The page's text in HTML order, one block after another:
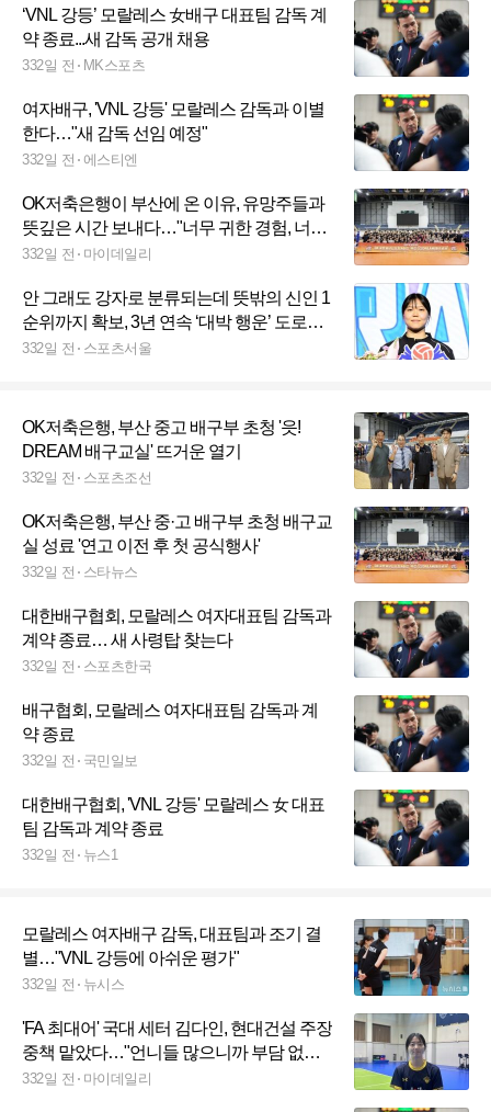
‘VNL 강등’ 모랄레스 女배구 대표팀 감독 계
약 종료...새 감독 공개 채용
332일 전 MK스포츠
여자배구, 'VNL 강등' 모랄레스 감독과 이별
한다…"새 감독 선임 예정"
332일 전 에스티엔
OK저축은행이 부산에 온 이유, 유망주들과
뜻깊은 시간 보내다…"너무 귀한 경험, 너무
감사해요"
332일 전 마이데일리
안 그래도 강자로 분류되는데 뜻밖의 신인 1
순위까지 확보, 3년 연속 ‘대박 행운’ 도로공
사의 미소
332일 전 스포츠서울
OK저축은행, 부산 중고 배구부 초청 '읏!
DREAM 배구교실' 뜨거운 열기
332일 전 스포츠조선
OK저축은행, 부산 중·고 배구부 초청 배구교
실 성료 '연고 이전 후 첫 공식행사'
332일 전 스타뉴스
대한배구협회, 모랄레스 여자대표팀 감독과
계약 종료… 새 사령탑 찾는다
332일 전 스포츠한국
배구협회, 모랄레스 여자대표팀 감독과 계
약 종료
332일 전 국민일보
대한배구협회, 'VNL 강등' 모랄레스 女 대표
팀 감독과 계약 종료
332일 전 뉴스1
모랄레스 여자배구 감독, 대표팀과 조기 결
별…"VNL 강등에 아쉬운 평가"
332일 전 뉴시스
'FA 최대어' 국대 세터 김다인, 현대건설 주장
중책 맡았다…"언니들 많으니까 부담 없어
요, 가교 역할 잘할게요" [MD용인]
332일 전 마이데일리